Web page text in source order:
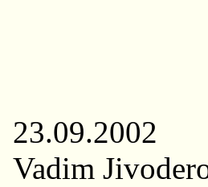
23.09.2002
Vadim